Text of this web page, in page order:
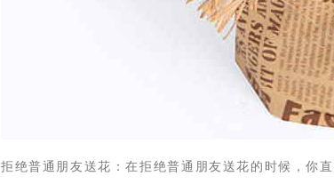
拒绝普通朋友送花：在拒绝普通朋友送花的时候，你